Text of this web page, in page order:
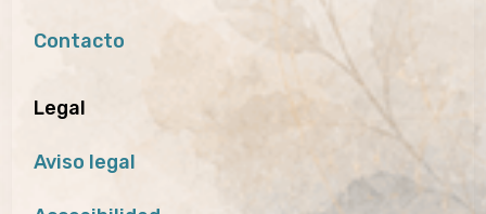
Contacto
Legal
Aviso legal